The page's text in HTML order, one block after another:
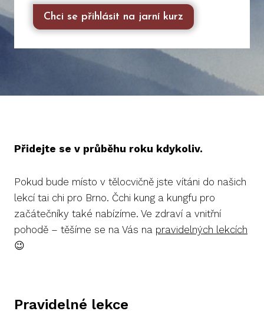
Chci se přihlásit na jarní kurz
Přidejte se v průběhu roku kdykoliv.
Pokud bude místo v tělocvičně jste vítáni do našich
lekcí tai chi pro Brno. Čchi kung a kungfu pro
začátečníky také nabízíme. Ve zdraví a vnitřní
pohodě – těšíme se na Vás na pravidelných lekcích
😉
Pravidelné lekce